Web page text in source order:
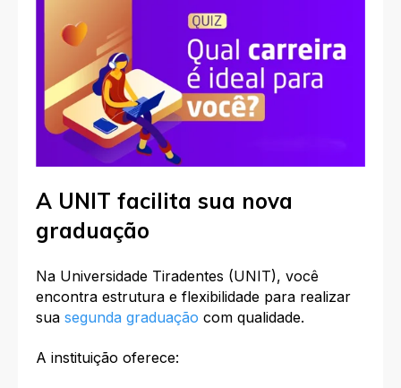
A UNIT facilita sua nova
graduação
Na Universidade Tiradentes (UNIT), você
encontra estrutura e flexibilidade para realizar
sua segunda graduação com qualidade.
A instituição oferece: